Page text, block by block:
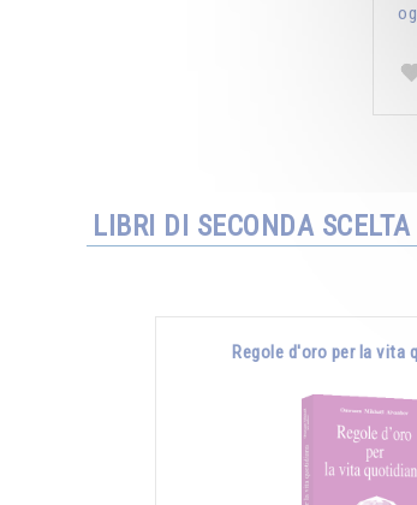
LIBRI DI SECONDA SCELTA
Regole d'oro per la vita